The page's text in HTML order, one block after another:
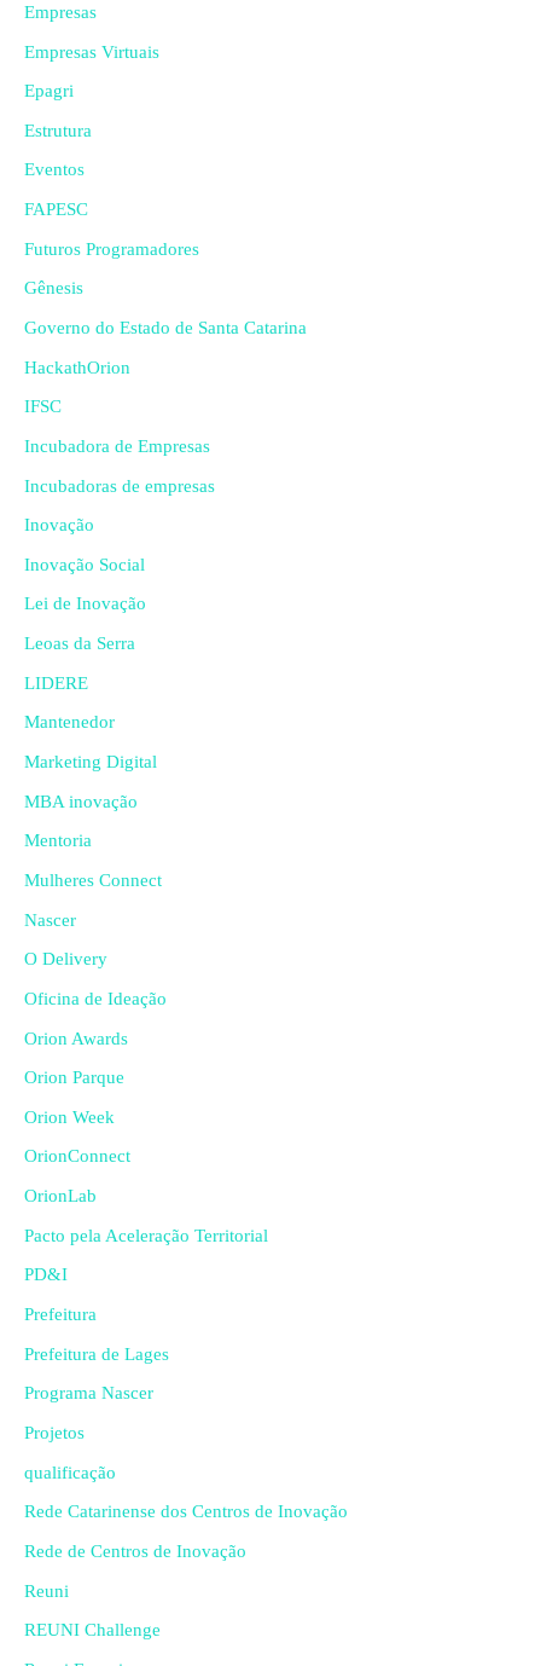
Empresas
Empresas Virtuais
Epagri
Estrutura
Eventos
FAPESC
Futuros Programadores
Gênesis
Governo do Estado de Santa Catarina
HackathOrion
IFSC
Incubadora de Empresas
Incubadoras de empresas
Inovação
Inovação Social
Lei de Inovação
Leoas da Serra
LIDERE
Mantenedor
Marketing Digital
MBA inovação
Mentoria
Mulheres Connect
Nascer
O Delivery
Oficina de Ideação
Orion Awards
Orion Parque
Orion Week
OrionConnect
OrionLab
Pacto pela Aceleração Territorial
PD&I
Prefeitura
Prefeitura de Lages
Programa Nascer
Projetos
qualificação
Rede Catarinense dos Centros de Inovação
Rede de Centros de Inovação
Reuni
REUNI Challenge